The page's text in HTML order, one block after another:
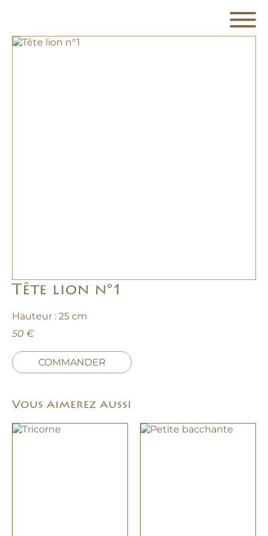
Tête lion n°1
Hauteur : 25 cm
50 €
COMMANDER
Vous aimerez aussi